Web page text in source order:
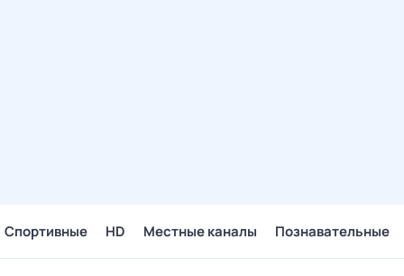
Спортивные HD Местные каналы Познавательные